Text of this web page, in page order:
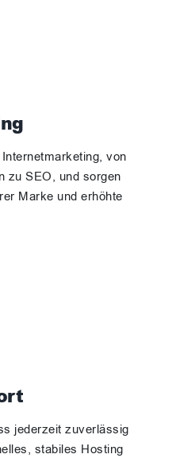
von
zu SEO, und sorgen
Marke und erhöhte
jederzeit zuverlässig
stabiles Hosting